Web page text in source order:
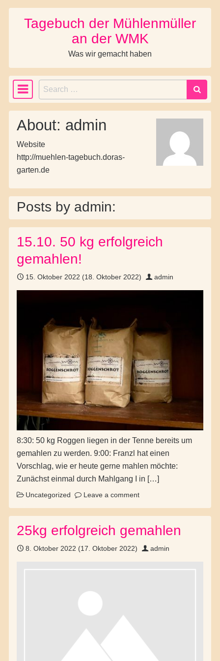
Skip to content
Tagebuch der Mühlenmüller
an der WMK
Was wir gemacht haben
Main Navigation
Search
About: admin
Website
http://muehlen-tagebuch.doras-
garten.de
Posts by admin:
15.10. 50 kg erfolgreich
gemahlen!
15. Oktober 2022 (18. Oktober 2022) admin
8:30: 50 kg Roggen liegen in der Tenne bereits um
gemahlen zu werden. 9:00: Franzl hat einen
Vorschlag, wie er heute gerne mahlen möchte:
Zunächst einmal durch Mahlgang I in […]
Uncategorized Leave a comment
25kg erfolgreich gemahlen
8. Oktober 2022 (17. Oktober 2022) admin